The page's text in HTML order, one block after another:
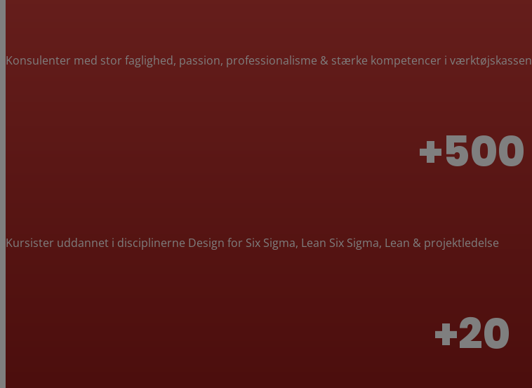
Konsulenter med stor faglighed, passion, professionalisme & stærke kompetencer i værktøjskassen
+500
Kursister uddannet i disciplinerne Design for Six Sigma, Lean Six Sigma, Lean & projektledelse
+20